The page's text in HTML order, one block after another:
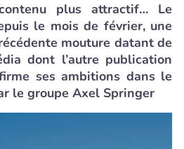
plus attractif… Le
le mois de février, une
mouture datant de
dont l’autre publication
ses ambitions dans le
le groupe Axel Springer